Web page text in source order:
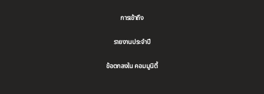
การเข้าถึง
รายงานประจำปี
ข้อตกลงใน คอมมูนิตี้